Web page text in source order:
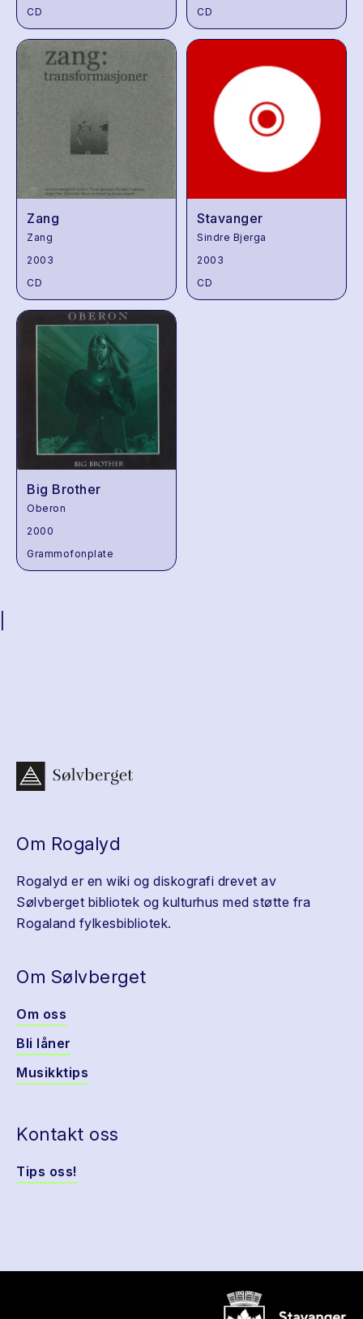
CD
CD
Zang
Zang
2003
CD
Stavanger
Sindre Bjerga
2003
CD
Big Brother
Oberon
2000
Grammofonplate
Om Rogalyd
Rogalyd er en wiki og diskografi drevet av
Sølvberget bibliotek og kulturhus med støtte fra
Rogaland fylkesbibliotek.
Om Sølvberget
Om oss
Bli låner
Musikktips
Kontakt oss
Tips oss!